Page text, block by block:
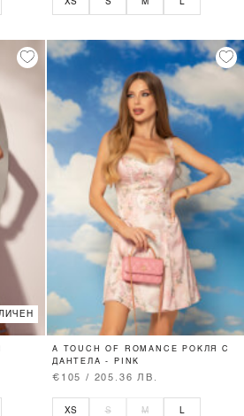
A TOUCH OF ROMANCE РОКЛЯ С
ДАНТЕЛА - PINK
€105 / 205.36 ЛВ.
XS S M L